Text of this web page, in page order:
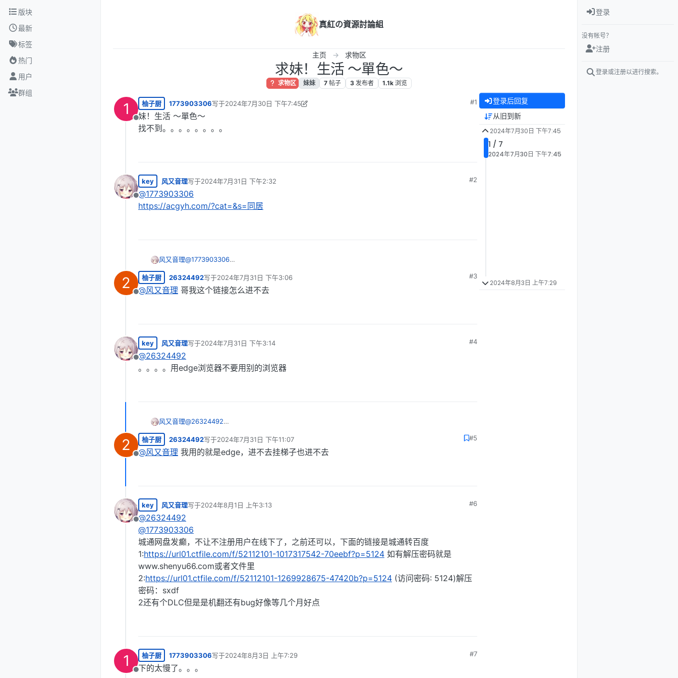
跳转至内容
版块
最新
标签
热门
用户
群组
真紅の資源討論組
主页 求物区
求妹！生活 ～單色～
求物区 妹妹 7 帖子 3 发布者 1.1k 浏览
1
离线
柚子厨 1773903306写于2024年7月30日 下午7:45
最后由 1773903306 编辑2024年7月30日 下午2:46
#1
妹！生活 ～單色～
找不到。。。。。。。。
离线
key 风又音理写于2024年7月31日 下午2:32
最后由 编辑
#2
@1773903306
https://acgyh.com/?cat=&s=同居
风又音理@1773903306
2
离线
柚子厨 26324492写于2024年7月31日 下午3:06
最后由 编辑
#3
@风又音理 哥我这个链接怎么进不去
离线
key 风又音理写于2024年7月31日 下午3:14
最后由 编辑
#4
@26324492
。。。。用edge浏览器不要用别的浏览器
风又音理@26324492
2
离线
柚子厨 26324492写于2024年7月31日 下午11:07
最后由 编辑
#5
@风又音理 我用的就是edge，进不去挂梯子也进不去
离线
key 风又音理写于2024年8月1日 上午3:13
最后由 编辑
#6
@26324492
@1773903306
城通网盘发癫，不让不注册用户在线下了，之前还可以，下面的链接是城通转百度
1:https://url01.ctfile.com/f/52112101-1017317542-70eebf?p=5124 如有解压密码就是
www.shenyu66.com或者文件里
2:https://url01.ctfile.com/f/52112101-1269928675-47420b?p=5124 (访问密码: 5124)解压
密码：sxdf
2还有个DLC但是是机翻还有bug好像等几个月好点
1
离线
柚子厨 1773903306写于2024年8月3日 上午7:29
最后由 编辑
#7
下的太慢了。。。
登录后回复
从旧到新
2024年7月30日 下午7:45
1 / 7
2024年7月30日 下午7:45
2024年8月3日 上午7:29
登录
没有帐号？
注册
登录或注册以进行搜索。